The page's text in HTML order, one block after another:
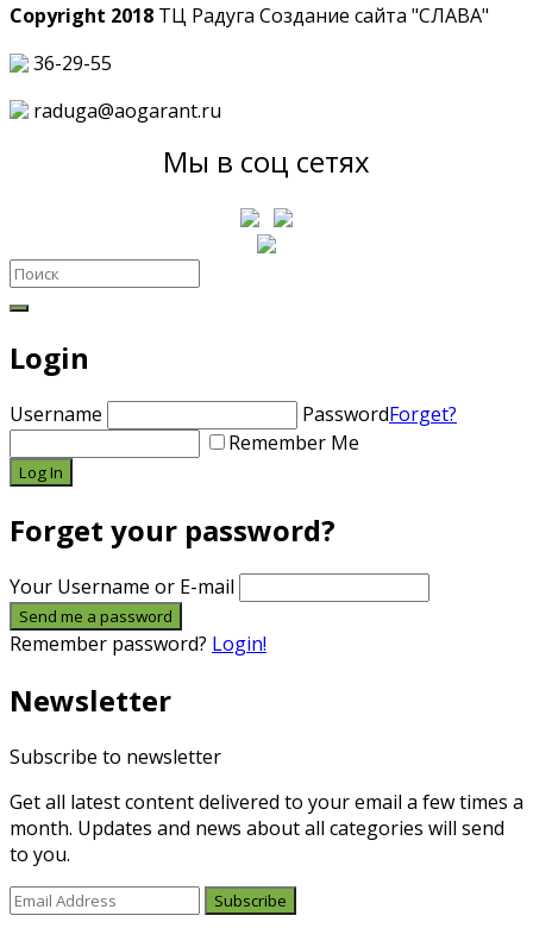
Copyright 2018 ТЦ Радуга Создание сайта "СЛАВА"
36-29-55
raduga@aogarant.ru
Мы в соц сетях
Login
Username PasswordForget?
Remember Me
Forget your password?
Your Username or E-mail
Remember password? Login!
Newsletter
Subscribe to newsletter
Get all latest content delivered to your email a few times a
month. Updates and news about all categories will send
to you.